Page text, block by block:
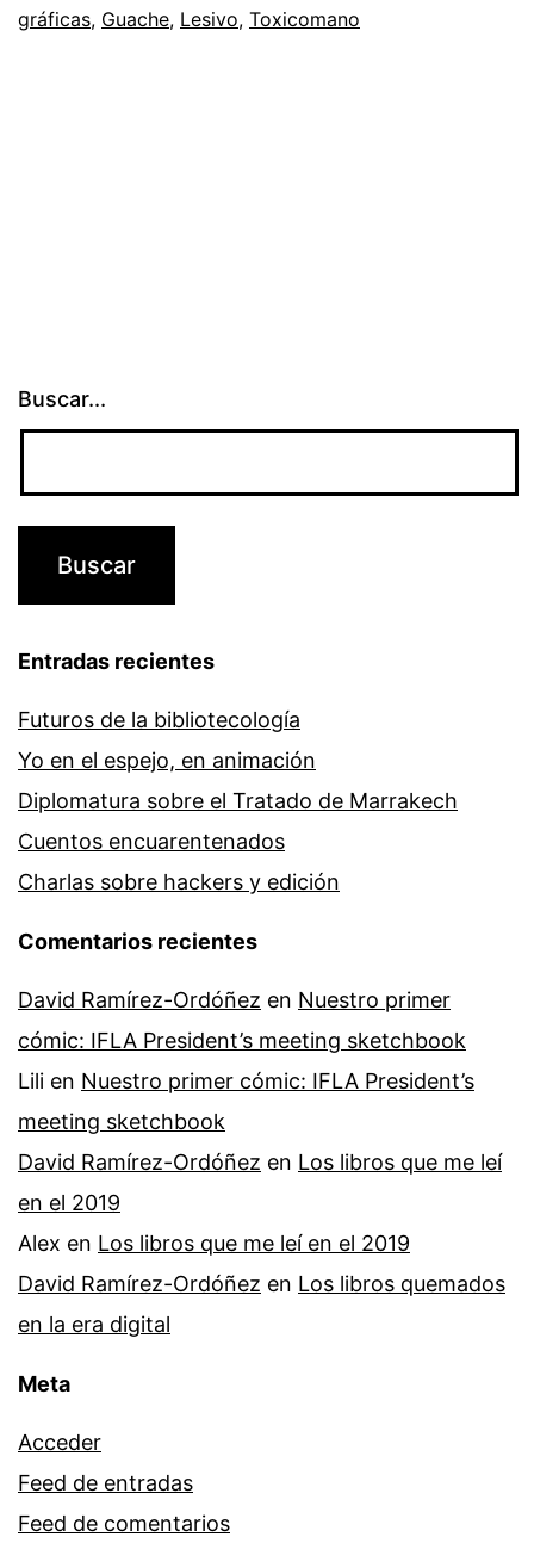
gráficas, Guache, Lesivo, Toxicomano
Buscar...
Entradas recientes
Futuros de la bibliotecología
Yo en el espejo, en animación
Diplomatura sobre el Tratado de Marrakech
Cuentos encuarentenados
Charlas sobre hackers y edición
Comentarios recientes
David Ramírez-Ordóñez en Nuestro primer
cómic: IFLA President’s meeting sketchbook
Lili en Nuestro primer cómic: IFLA President’s
meeting sketchbook
David Ramírez-Ordóñez en Los libros que me leí
en el 2019
Alex en Los libros que me leí en el 2019
David Ramírez-Ordóñez en Los libros quemados
en la era digital
Meta
Acceder
Feed de entradas
Feed de comentarios